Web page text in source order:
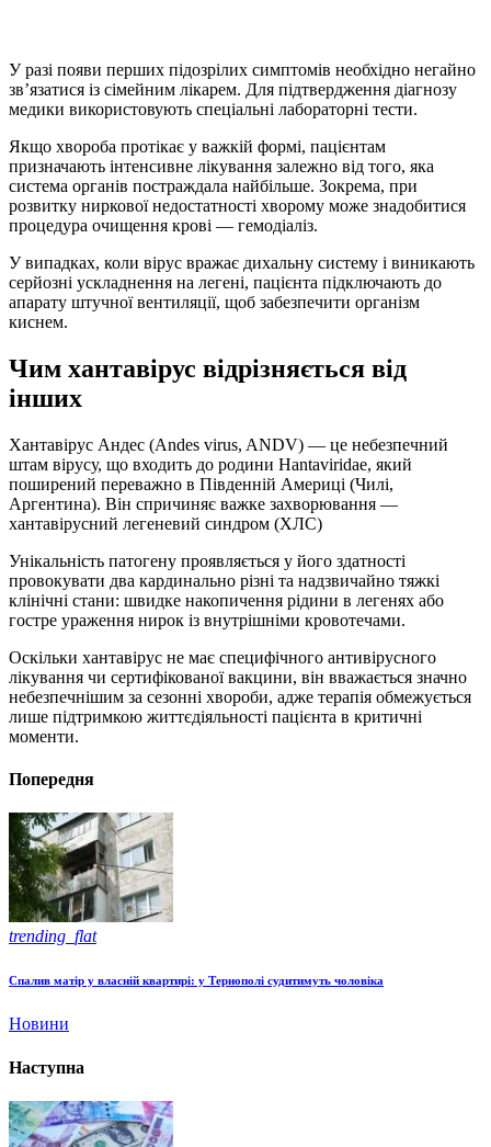
У разі появи перших підозрілих симптомів необхідно негайно
зв’язатися із сімейним лікарем. Для підтвердження діагнозу
медики використовують спеціальні лабораторні тести.
Якщо хвороба протікає у важкій формі, пацієнтам
призначають інтенсивне лікування залежно від того, яка
система органів постраждала найбільше. Зокрема, при
розвитку ниркової недостатності хворому може знадобитися
процедура очищення крові — гемодіаліз.
У випадках, коли вірус вражає дихальну систему і виникають
серйозні ускладнення на легені, пацієнта підключають до
апарату штучної вентиляції, щоб забезпечити організм
киснем.
Чим хантавірус відрізняється від
інших
Хантавірус Андес (Andes virus, ANDV) — це небезпечний
штам вірусу, що входить до родини Hantaviridae, який
поширений переважно в Південній Америці (Чилі,
Аргентина). Він спричиняє важке захворювання —
хантавірусний легеневий синдром (ХЛС)
Унікальність патогену проявляється у його здатності
провокувати два кардинально різні та надзвичайно тяжкі
клінічні стани: швидке накопичення рідини в легенях або
гостре ураження нирок із внутрішніми кровотечами.
Оскільки хантавірус не має специфічного антивірусного
лікування чи сертифікованої вакцини, він вважається значно
небезпечнішим за сезонні хвороби, адже терапія обмежується
лише підтримкою життєдіяльності пацієнта в критичні
моменти.
Попередня
trending_flat
Спалив матір у власній квартирі: у Тернополі судитимуть чоловіка
Новини
Наступна